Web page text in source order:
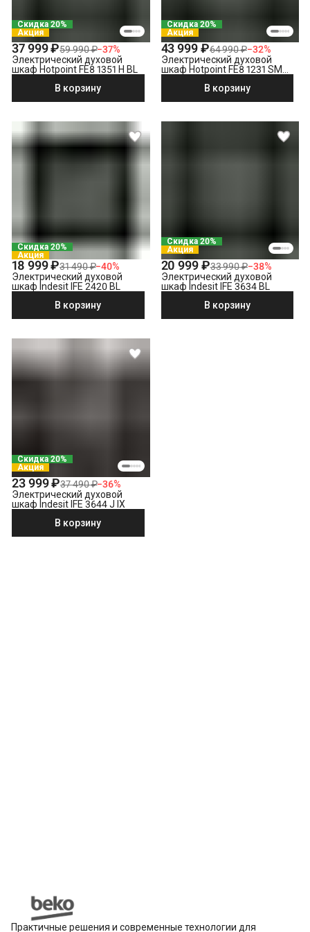
Выезд мастера за административные пределы города
(МСК за МКАД, СПБ за КАД)
Утилизация техники
Скидка 20%
Акция
37 999 ₽59 990 ₽−37%
Электрический духовой
шкаф Hotpoint FE8 1351 H BL
В корзину
Скидка 20%
Акция
43 999 ₽64 990 ₽−32%
Электрический духовой
шкаф Hotpoint FE8 1231 SMP
В корзину
Скидка 20%
Акция
18 999 ₽31 490 ₽−40%
Электрический духовой
шкаф Indesit IFE 2420 BL
В корзину
Скидка 20%
Акция
20 999 ₽33 990 ₽−38%
Электрический духовой
шкаф Indesit IFE 3634 BL
В корзину
Скидка 20%
Акция
23 999 ₽37 490 ₽−36%
Электрический духовой
шкаф Indesit IFE 3644 J IX
В корзину
Практичные решения и современные технологии для